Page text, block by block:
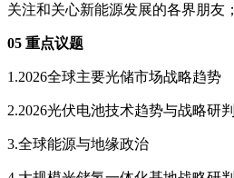
关注和关心新能源发展的各界朋友；
05 重点议题
1.2026全球主要光储市场战略趋势
2.2026光伏电池技术趋势与战略研判
3.全球能源与地缘政治